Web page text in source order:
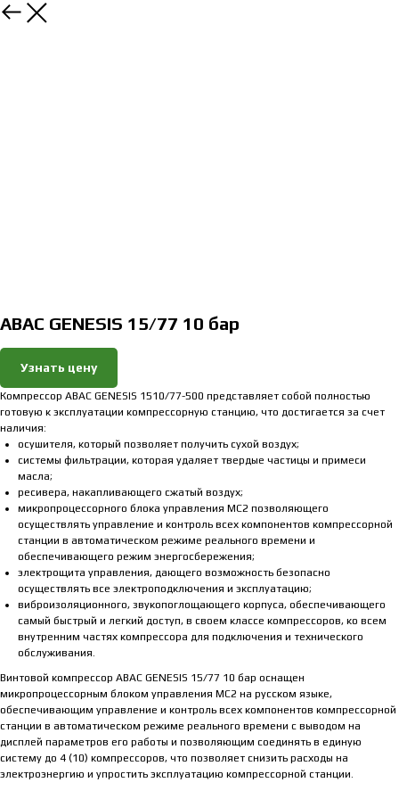
Закрыть
ABAC GENESIS 15/77 10 бар
Узнать цену
Компрессор ABAC GENESIS 1510/77-500 представляет собой полностью
готовую к эксплуатации компрессорную станцию, что достигается за счет
наличия:
осушителя, который позволяет получить сухой воздух;
системы фильтрации, которая удаляет твердые частицы и примеси
масла;
ресивера, накапливающего сжатый воздух;
микропроцессорного блока управления MC2 позволяющего
осуществлять управление и контроль всех компонентов компрессорной
станции в автоматическом режиме реального времени и
обеспечивающего режим энергосбережения;
электрощита управления, дающего возможность безопасно
осуществлять все электроподключения и эксплуатацию;
виброизоляционного, звукопоглощающего корпуса, обеспечивающего
самый быстрый и легкий доступ, в своем классе компрессоров, ко всем
внутренним частях компрессора для подключения и технического
обслуживания.
Винтовой компрессор ABAC GENESIS 15/77 10 бар оснащен
микропроцессорным блоком управления МС2 на русском языке,
обеспечивающим управление и контроль всех компонентов компрессорной
станции в автоматическом режиме реального времени с выводом на
дисплей параметров его работы и позволяющим соединять в единую
систему до 4 (10) компрессоров, что позволяет снизить расходы на
электроэнергию и упростить эксплуатацию компрессорной станции.